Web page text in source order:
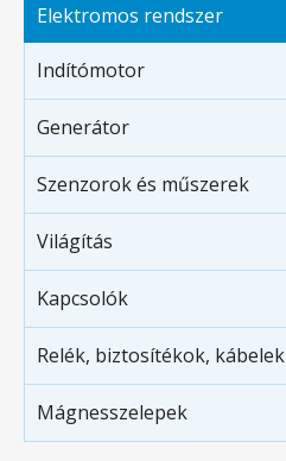
Elektromos rendszer
Indítómotor
Generátor
Szenzorok és műszerek
Világítás
Kapcsolók
Relék, biztosítékok, kábelek
Mágnesszelepek